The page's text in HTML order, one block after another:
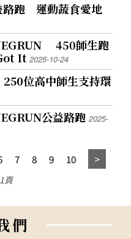
路跑 運動蔬食愛地
450師生跑
It2025-10-24
位高中師生支持環
公益路跑2025-
7 8 9 10
頁
們